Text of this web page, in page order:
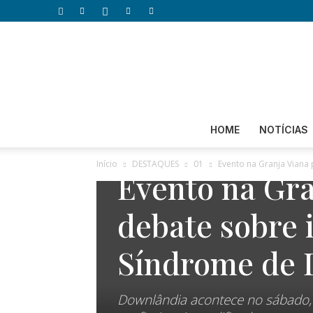
HOME NOTÍCIAS
Início DESTAQUES 01 Evento na Granja
Evento na
debate sobre
Síndrome de
Downlândia acontece no